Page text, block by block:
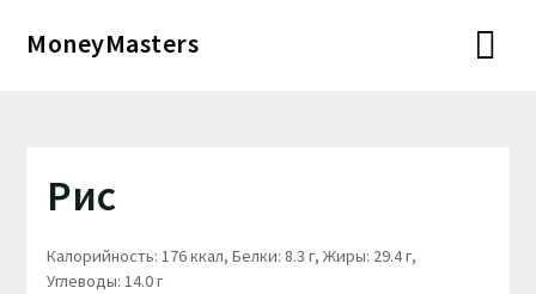
MoneyMasters
Рис
Калорийность: 176 ккал, Белки: 8.3 г, Жиры: 29.4 г,
Углеводы: 14.0 г